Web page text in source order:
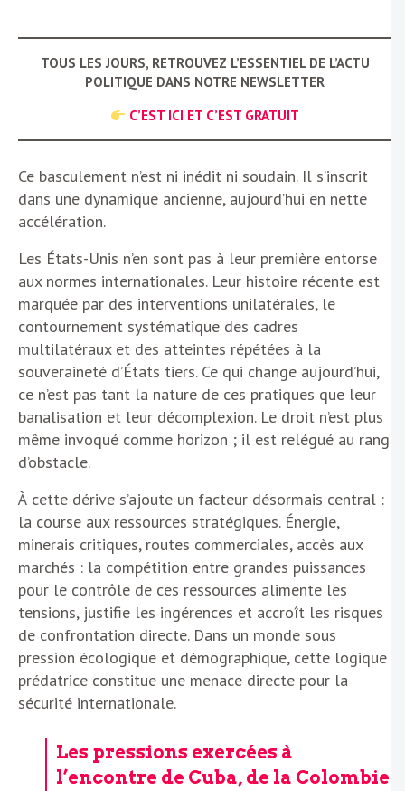
TOUS LES JOURS, RETROUVEZ L’ESSENTIEL DE L’ACTU
POLITIQUE DANS NOTRE NEWSLETTER
C’EST ICI ET C’EST GRATUIT
Ce basculement n’est ni inédit ni soudain. Il s’inscrit
dans une dynamique ancienne, aujourd’hui en nette
accélération.
Les États-Unis n’en sont pas à leur première entorse
aux normes internationales. Leur histoire récente est
marquée par des interventions unilatérales, le
contournement systématique des cadres
multilatéraux et des atteintes répétées à la
souveraineté d’États tiers. Ce qui change aujourd’hui,
ce n’est pas tant la nature de ces pratiques que leur
banalisation et leur décomplexion. Le droit n’est plus
même invoqué comme horizon ; il est relégué au rang
d’obstacle.
À cette dérive s’ajoute un facteur désormais central :
la course aux ressources stratégiques. Énergie,
minerais critiques, routes commerciales, accès aux
marchés : la compétition entre grandes puissances
pour le contrôle de ces ressources alimente les
tensions, justifie les ingérences et accroît les risques
de confrontation directe. Dans un monde sous
pression écologique et démographique, cette logique
prédatrice constitue une menace directe pour la
sécurité internationale.
Les pressions exercées à
l’encontre de Cuba, de la Colombie